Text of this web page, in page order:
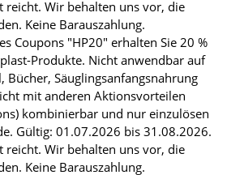
reicht. Wir behalten uns vor, die
Keine Barauszahlung.
Coupons "HP20" erhalten Sie 20 %
Produkte. Nicht anwendbar auf
Bücher, Säuglingsanfangsnahrung
mit anderen Aktionsvorteilen
kombinierbar und nur einzulösen
Gültig: 01.07.2026 bis 31.08.2026.
reicht. Wir behalten uns vor, die
Keine Barauszahlung.